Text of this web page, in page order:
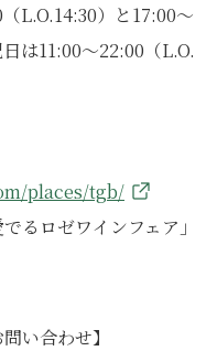
L.O.14:30）と17:00～
は11:00〜22:00（L.O.
places/tgb/
るロゼワインフェア」
い合わせ】